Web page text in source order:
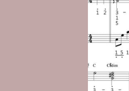
線上教